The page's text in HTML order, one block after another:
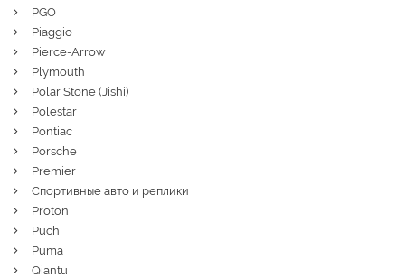
PGO
Piaggio
Pierce-Arrow
Plymouth
Polar Stone (Jishi)
Polestar
Pontiac
Porsche
Premier
Спортивные авто и реплики
Proton
Puch
Puma
Qiantu